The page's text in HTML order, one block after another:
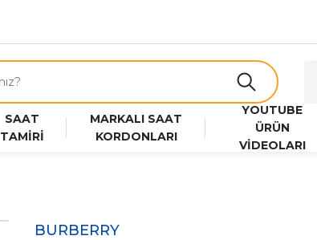
SAAT
TAMİRİ
MARKALI SAAT
KORDONLARI
YOUTUBE
ÜRÜN
VİDEOLARI
BURBERRY